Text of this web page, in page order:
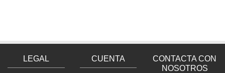
LEGAL CUENTA
CONTACTA CON
NOSOTROS